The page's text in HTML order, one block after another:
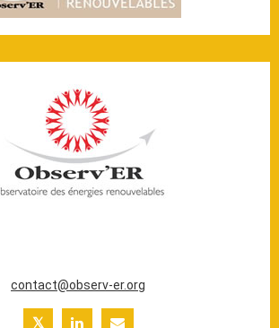
contact@observ-er.org